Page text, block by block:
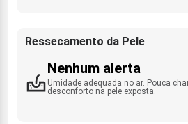
Ressecamento da Pele
Nenhum alerta
Umidade adequada no ar. Pouca
desconforto na pele exposta.